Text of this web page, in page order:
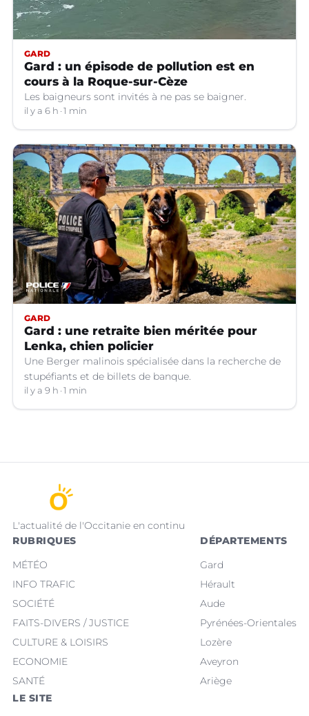
GARD
Gard : un épisode de pollution est en
cours à la Roque-sur-Cèze
Les baigneurs sont invités à ne pas se baigner.
il y a 6 h 1 min
GARD
Gard : une retraite bien méritée pour
Lenka, chien policier
Une Berger malinois spécialisée dans la recherche de
stupéfiants et de billets de banque.
il y a 9 h 1 min
L'actualité de l'Occitanie en continu
RUBRIQUES
MÉTÉO
INFO TRAFIC
SOCIÉTÉ
FAITS-DIVERS / JUSTICE
CULTURE & LOISIRS
ECONOMIE
SANTÉ
DÉPARTEMENTS
Gard
Hérault
Aude
Pyrénées-Orientales
Lozère
Aveyron
Ariège
LE SITE